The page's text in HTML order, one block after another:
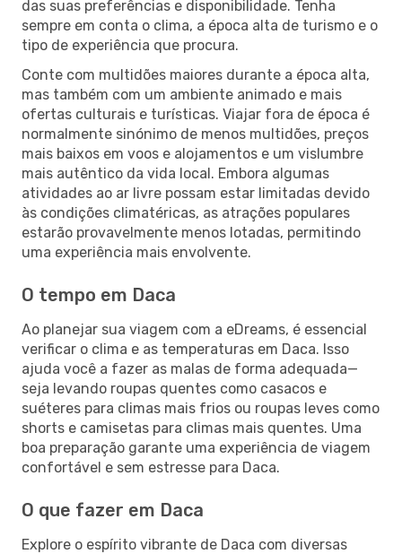
das suas preferências e disponibilidade. Tenha
sempre em conta o clima, a época alta de turismo e o
tipo de experiência que procura.
Conte com multidões maiores durante a época alta,
mas também com um ambiente animado e mais
ofertas culturais e turísticas. Viajar fora de época é
normalmente sinónimo de menos multidões, preços
mais baixos em voos e alojamentos e um vislumbre
mais autêntico da vida local. Embora algumas
atividades ao ar livre possam estar limitadas devido
às condições climatéricas, as atrações populares
estarão provavelmente menos lotadas, permitindo
uma experiência mais envolvente.
O tempo em Daca
Ao planejar sua viagem com a eDreams, é essencial
verificar o clima e as temperaturas em Daca. Isso
ajuda você a fazer as malas de forma adequada—
seja levando roupas quentes como casacos e
suéteres para climas mais frios ou roupas leves como
shorts e camisetas para climas mais quentes. Uma
boa preparação garante uma experiência de viagem
confortável e sem estresse para Daca.
O que fazer em Daca
Explore o espírito vibrante de Daca com diversas